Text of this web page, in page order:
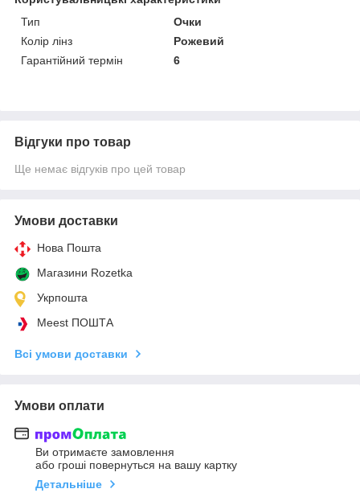
Тип
Очки
Колір лінз
Рожевий
Гарантійний термін
6
Відгуки про товар
Ще немає відгуків про цей товар
Умови доставки
Нова Пошта
Магазини Rozetka
Укрпошта
Meest ПОШТА
Всі умови доставки
Умови оплати
Ви отримаєте замовлення
або гроші повернуться на вашу картку
Детальніше